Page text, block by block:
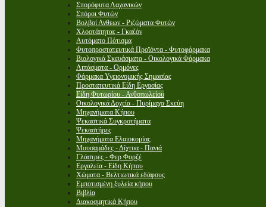
Σπορόφυτα Λαχανικών
Σπόροι Φυτών
Βολβοί Ανθεων - Ριζώματα Φυτών
Χλοοτάπητας - Γκαζόν
Αυτόματο Πότισμα
Φυτοπροστατευτικά Προϊόντα - Φυτοφάρμακα
Βιολογικά Σκευάσματα - Οικολογικά Φάρμακα
Λιπάσματα - Ορμόνες
Φάρμακα Υγειονομικής Σημασίας
Προστατευτικά Είδη Εργασίας
Είδη Φυτωρίου - Ανθοπωλείου
Οικολογικά Δοχεία - Πυρίμαχα Σκεύη
Μηχανήματα Κήπου
Ψεκαστικά Συγκροτήματα
Ψεκαστήρες
Μηχανήματα Ελαιοκομίας
Μουσαμάδες - Δίχτυα - Πανιά
Γλάστρες - Φερ Φορζέ
Εργαλεία - Είδη Κήπου
Χώματα - Βελτιωτικά εδάφους
Εμποτισμένη ξυλεία κήπου
Βιβλία
Διακοσμητικά Κήπου